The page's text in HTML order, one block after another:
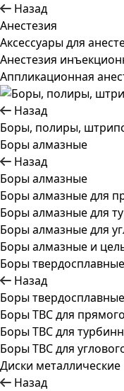
Назад
Анестезия
Аксессуары для
Анестезия
Аппликационная
Назад
Боры, полиры,
Боры алмазные
Назад
Боры алмазные
Боры алмазные для
Боры алмазные для
Боры алмазные для
Боры алмазные и
Боры твердосплавные
Назад
Боры твердосплавные
Боры ТВС для
Боры ТВС для
Боры ТВС для
Диски металлические
Назад